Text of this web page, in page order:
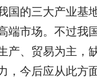
国的三大产业基
端市场。不过我
产、贸易为主，
，今后应从此方